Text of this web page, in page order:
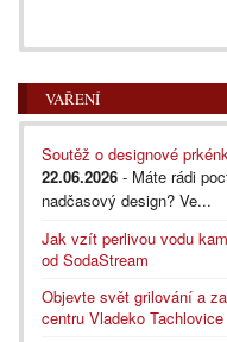
VAŘENÍ
Soutěž o designové
22.06.2026 - Máte rádi
nadčasový design? Ve...
Jak vzít perlivou vodu
od SodaStream
Objevte svět grilování a
centru Vladeko Tachlovice